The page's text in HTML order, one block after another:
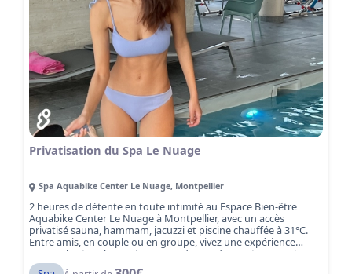
Privatisation du Spa Le Nuage
Spa Aquabike Center Le Nuage, Montpellier
2 heures de détente en toute intimité au Espace Bien-être
Aquabike Center Le Nuage à Montpellier, avec un accès
privatisé sauna, hammam, jacuzzi et piscine chauffée à 31°C.
Entre amis, en couple ou en groupe, vivez une expérience
conviviale et exclusive dans un cadre moderne et apaisant.